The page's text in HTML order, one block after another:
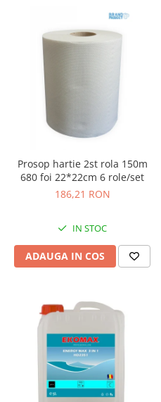
Prosop hartie 2st rola 150m
680 foi 22*22cm 6 role/set
186,21 RON
IN STOC
ADAUGA IN COS